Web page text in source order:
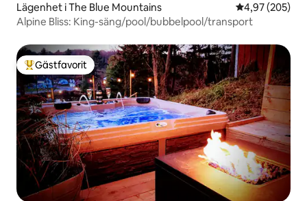
Lägenhet i The Blue Mountains 4,97 av 5 i
4,97 (205)
Alpine Bliss: King-säng/pool/bubbelpool/transport
Populär gästfavorit
Gästfavorit